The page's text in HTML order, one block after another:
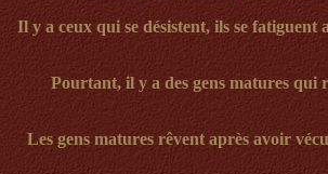
Il y a ceux qui se désistent, ils se
Pourtant, il y a des gens matures qui
Les gens matures rêvent après avoir